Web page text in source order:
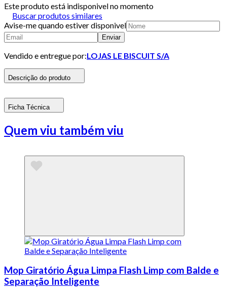
Este produto está indisponivel no momento
Buscar produtos similares
Avise-me quando estiver disponivel
Enviar
Vendido e entregue por:LOJAS LE BISCUIT S/A
Descrição do produto
Ficha Técnica
Quem viu também viu
Mop Giratório Água Limpa Flash Limp com Balde e
Separação Inteligente